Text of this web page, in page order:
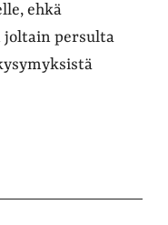
ehkä
joltain persulta